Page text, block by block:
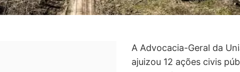
A Advocacia-Geral da
ajuizou 12 ações civis